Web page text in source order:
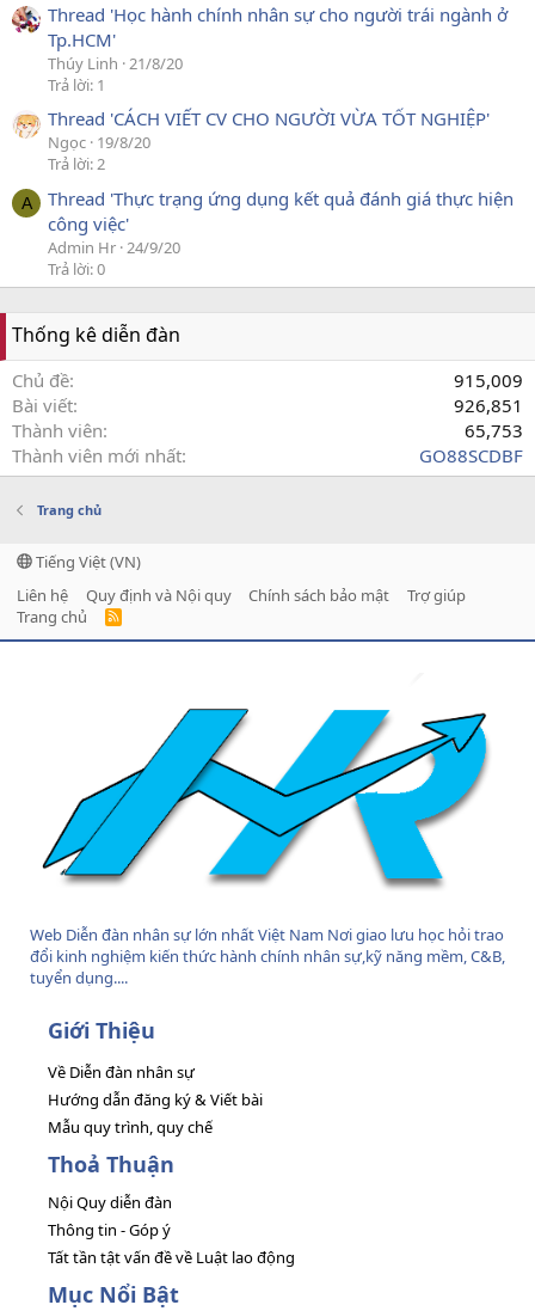
Thread 'Học hành chính nhân sự cho người trái ngành ở
Tp.HCM'
Thúy Linh 21/8/20
Trả lời: 1
Thread 'CÁCH VIẾT CV CHO NGƯỜI VỪA TỐT NGHIỆP'
Ngọc 19/8/20
Trả lời: 2
A
Thread 'Thực trạng ứng dụng kết quả đánh giá thực hiện
công việc'
Admin Hr 24/9/20
Trả lời: 0
Thống kê diễn đàn
Chủ đề
915,009
Bài viết
926,851
Thành viên
65,753
Thành viên mới nhất
GO88SCDBF
Trang chủ
Tiếng Việt (VN)
Liên hệ
Quy định và Nội quy Chính sách bảo mật
Trợ giúp
Trang chủ
R
S
Web Diễn đàn nhân sự lớn nhất Việt Nam Nơi giao lưu học hỏi trao
đổi kinh nghiệm kiến thức hành chính nhân sự,kỹ năng mềm, C&B,
tuyển dụng....
Giới Thiệu
Về Diễn đàn nhân sự
Hướng dẫn đăng ký & Viết bài
Mẫu quy trình, quy chế
Thoả Thuận
Nội Quy diễn đàn
Thông tin - Góp ý
Tất tần tật vấn đề về Luật lao động
Mục Nổi Bật